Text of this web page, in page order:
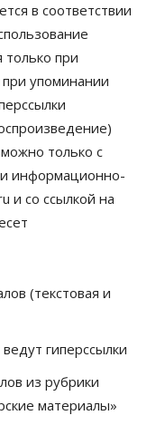
работы по
оформлять
тонны
на 40%
в соответствии
только при
упоминании
только с
информационно-
и со ссылкой на
(текстовая и
гиперссылки
из рубрики
материалы»